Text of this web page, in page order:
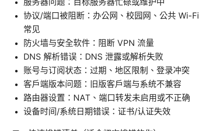
协议/端口被阻断：办公网、校园网、公共 Wi-Fi
常见
防火墙与安全软件：阻断 VPN 流量
DNS 解析错误：DNS 泄露或解析失败
账号与订阅状态：过期、地区限制、登录冲突
客户端版本问题：旧版客户端与系统不兼容
路由器设置：NAT、端口转发未启用或不正确
设备时间/系统日期错误：证书/认证失效